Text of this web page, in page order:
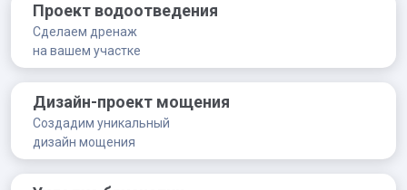
Проект водоотведения
Сделаем дренаж
на вашем участке
Дизайн-проект мощения
Создадим уникальный
дизайн мощения